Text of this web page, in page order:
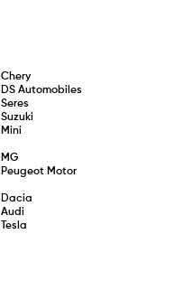
Chery
DS Automobiles
Seres
Suzuki
Mini
MG
Peugeot Motor
Dacia
Audi
Tesla